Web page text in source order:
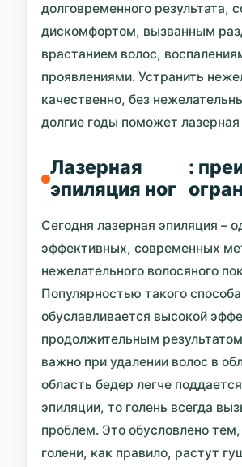
долговременного результата,
дискомфортом, вызванным
врастанием волос,
проявлениями. Устранить
качественно, без
долгие годы поможет
Лазерная
эпиляция ног
:
Сегодня лазерная эпиляция –
эффективных, современных
нежелательного волосяного
Популярностью такого
обуславливается высокой
продолжительным
важно при удалении волос в
область бедер легче
эпиляции, то голень всегда
проблем. Это обусловлено тем,
голени, как правило, растут